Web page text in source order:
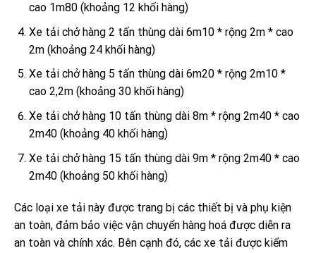
cao 1m80 (khoảng 12 khối hàng)
Xe tải chở hàng 2 tấn thùng dài 6m10 * rộng 2m * cao
2m (khoảng 24 khối hàng)
Xe tải chở hàng 5 tấn thùng dài 6m20 * rộng 2m10 *
cao 2,2m (khoảng 30 khối hàng)
Xe tải chở hàng 10 tấn thùng dài 8m * rộng 2m40 * cao
2m40 (khoảng 40 khối hàng)
Xe tải chở hàng 15 tấn thùng dài 9m * rộng 2m40 * cao
2m40 (khoảng 50 khối hàng)
Các loại xe tải này được trang bị các thiết bị và phụ kiện
an toàn, đảm bảo việc vận chuyển hàng hoá được diễn ra
an toàn và chính xác. Bên cạnh đó, các xe tải được kiểm